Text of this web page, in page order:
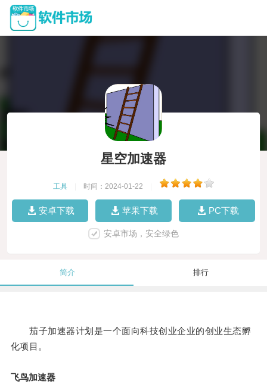
星空加速器
工具 时间：2024-01-22
安卓下载 苹果下载 PC下载
安卓市场，安全绿色
简介 排行
茄子加速器计划是一个面向科技创业企业的创业生态孵
化项目。
飞鸟加速器